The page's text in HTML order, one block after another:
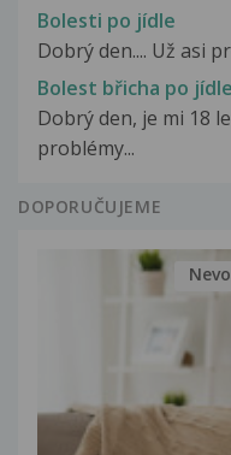
Bolesti po jídle
Dobrý den.... Už asi
Bolest břicha po jídle
Dobrý den, je mi 18
problémy...
DOPORUČUJEME